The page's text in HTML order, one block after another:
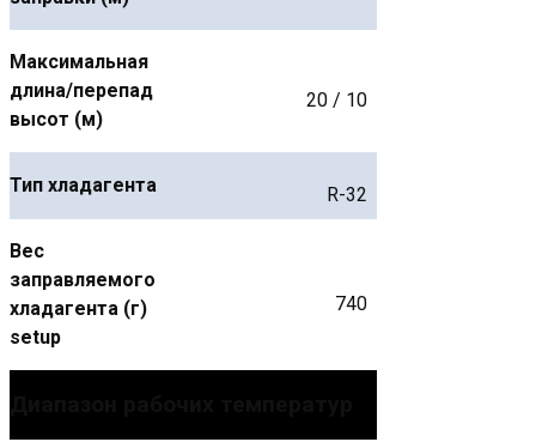
Максимальная
длина/перепад
высот (м)
20 / 10
Тип хладагента R-32
Вес
заправляемого
хладагента (г)
setup
740